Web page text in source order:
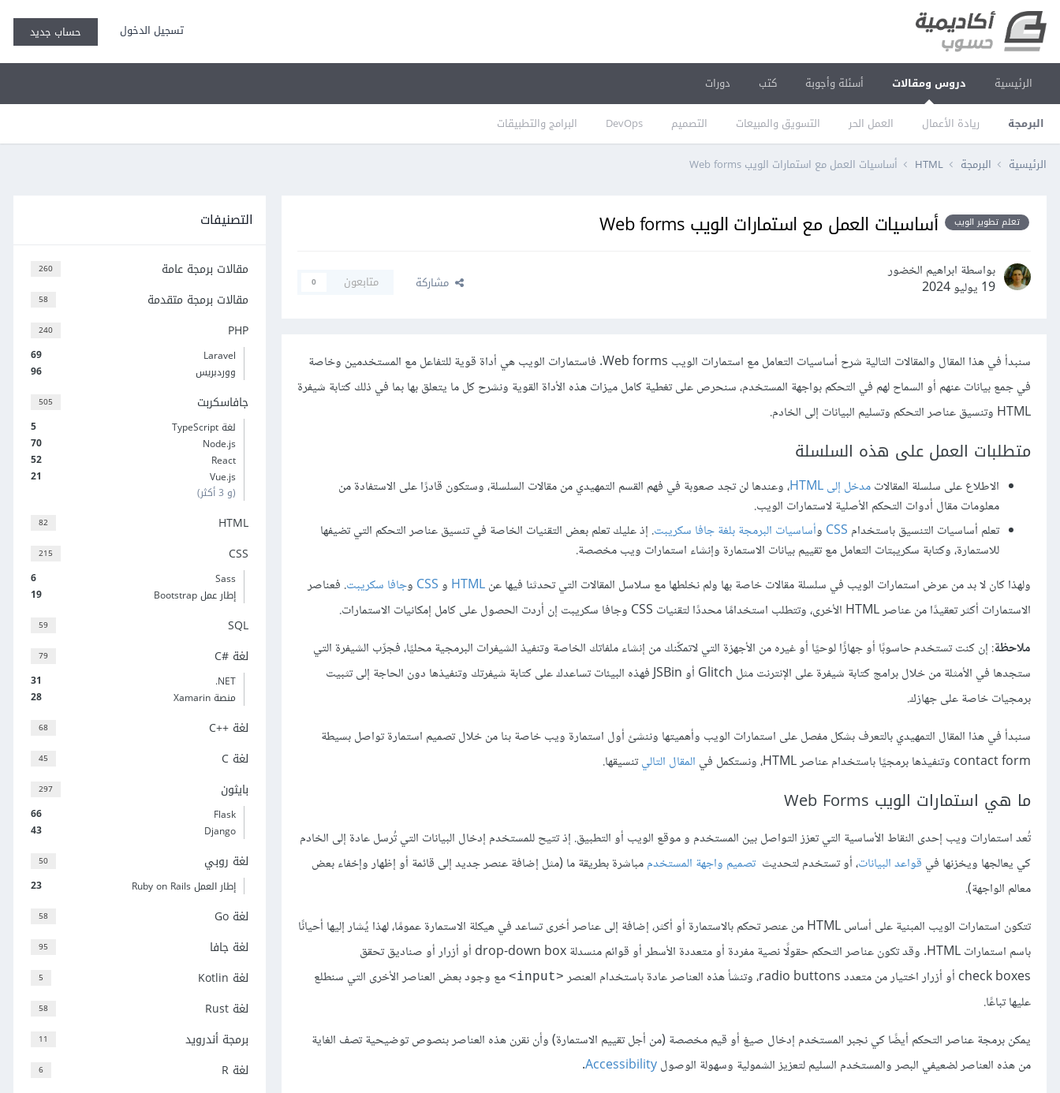
تسجيل الدخول حساب جديد
الرئيسية دروس ومقالات
البرمجة ريادة الأعمال العمل الحر التسويق والمبيعات التصميم DevOps البرامج والتطبيقات
أسئلة وأجوبة كتب دورات
الرئيسية البرمجة HTML أساسيات العمل مع استمارات الويب Web forms
تعلم تطوير الويب أساسيات العمل مع استمارات الويب Web forms
بواسطة ابراهيم الخضور
19 يوليو 2024
مشاركة متابعون 0
سنبدأ في هذا المقال والمقالات التالية شرح أساسيات التعامل مع استمارات الويب Web forms. فاستمارات الويب هي أداة قوية للتفاعل مع المستخدمين وخاصة
في جمع بيانات عنهم أو السماح لهم في التحكم بواجهة المستخدم، سنحرص على تغطية كامل ميزات هذه الأداة القوية ونشرح كل ما يتعلق بها بما في ذلك كتابة شيفرة
HTML وتنسيق عناصر التحكم وتسليم البيانات إلى الخادم.
متطلبات العمل على هذه السلسلة
الاطلاع على سلسلة المقالاتمدخل إلى HTML
، وعندها لن تجد صعوبة في فهم القسم التمهيدي من مقالات السلسلة، وستكون قادرًا على الاستفادة من
معلومات مقال أدوات التحكم اﻷصلية لاستمارات الويب.
تعلم أساسيات التنسيق باستخدام CSS وأساسيات البرمجة بلغة جافا سكريبت. إذ عليك تعلم بعض التقنيات الخاصة في تنسيق عناصر التحكم التي تضيفها
للاستمارة، وكتابة سكريبتات التعامل مع تقييم بيانات الاستمارة وإنشاء استمارات ويب مخصصة.
ولهذا كان لا بد من عرض استمارات الويب في سلسلة مقالات خاصة بها ولم نخلطها مع سلاسل المقالات التي تحدثنا فيها عنHTML وCSS وجافا سكريبت. فعناصر
الاستمارات أكثر تعقيدًا من عناصر HTML الأخرى، وتتطلب استخدامًا محددًا لتقنيات CSS وجافا سكريبت إن أردت الحصول على كامل إمكانيات الاستمارات.
ملاحظة: إن كنت تستخدم حاسوبًا أو جهازًا لوحيًا أو غيره من الأجهزة التي لاتمكّنك من إنشاء ملفاتك الخاصة وتنفيذ الشيفرات البرمجية محليًا، فجرِّب الشيفرة التي
ستجدها في الأمثلة من خلال برامج كتابة شيفرة على الإنترنت مثل Glitch أو JSBin فهذه البيئات تساعدك على كتابة شيفرتك وتنفيذها دون الحاجة إلى تثبيت
برمجيات خاصة على جهازك.
سنبدأ في هذا المقال التمهيدي بالتعرف بشكل مفصل على استمارات الويب وأهميتها وننشئ أول استمارة ويب خاصة بنا من خلال تصميم استمارة تواصل بسيطة
contact form وتنفيذها برمجيًا باستخدام عناصر HTML، ونستكمل في
المقال التاليتنسيقها.
ما هي استمارات الويب Web Forms
تُعد استمارات ويب إحدى النقاط اﻷساسية التي تعزز التواصل بين المستخدم و موقع الويب أو التطبيق. إذ تتيح للمستخدم إدخال البيانات التي تُرسل عادة إلى الخادم
كي يعالجها ويخزنها في قواعد البيانات، أو تستخدم لتحديث تصميم واجهة المستخدممباشرة بطريقة ما (مثل إضافة عنصر جديد إلى قائمة أو إظهار وإخفاء بعض
معالم الواجهة).
تتكون استمارات الويب المبنية على أساس HTML من عنصر تحكم بالاستمارة أو أكثر، إضافة إلى عناصر أخرى تساعد في هيكلة الاستمارة عمومًا، لهذا يُشار إليها أحيانًا
باسم استمارات HTML. وقد تكون عناصر التحكم حقولًا نصية مفردة أو متعددة اﻷسطر أو قوائم منسدلة drop-down box أو أزرار أو صناديق تحقق
check boxes أو أزرار اختيار من متعدد radio buttons، وتنشأ هذه العناصر عادة باستخدام العنصر
<input>
مع وجود بعض العناصر اﻷخرى التي سنطلع
عليها تباعًا.
يمكن برمجة عناصر التحكم أيضًا كي نجبر المستخدم إدخال صيغ أو قيم مخصصة (من أجل تقييم الاستمارة) وأن نقرن هذه العناصر بنصوص توضيحية تصف الغاية
من هذه العناصر لضعيفي البصر والمستخدم السليم لتعزيز الشمولية وسهولة الوصولAccessibility
.
التصنيفات
260 مقالات برمجة عامة
58 مقالات برمجة متقدمة
240 PHP
69
Laravel
96
ووردبريس
505 جافاسكربت
5
لغة TypeScript
70
Node.js
52
React
21
Vue.js
(و 3 أكثر)
82 HTML
215 CSS
6
Sass
19
إطار عمل Bootstrap
59 SQL
79 لغة C#‎
31
‎.NET
28
منصة Xamarin
68 لغة C++‎
45 لغة C
297 بايثون
66
Flask
43
Django
50 لغة روبي
23 إطار العمل Ruby on Rails
58 لغة Go
95 لغة جافا
5 لغة Kotlin
58 لغة Rust
11 برمجة أندرويد
6 لغة R